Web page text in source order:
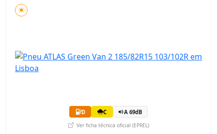
D C A 69dB
Ver ficha técnica oficial (EPREL)